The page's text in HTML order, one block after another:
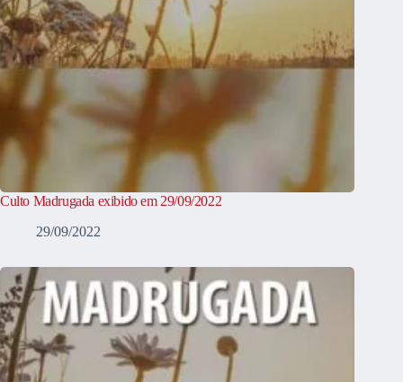
Culto Madrugada exibido em 29/09/2022
29/09/2022